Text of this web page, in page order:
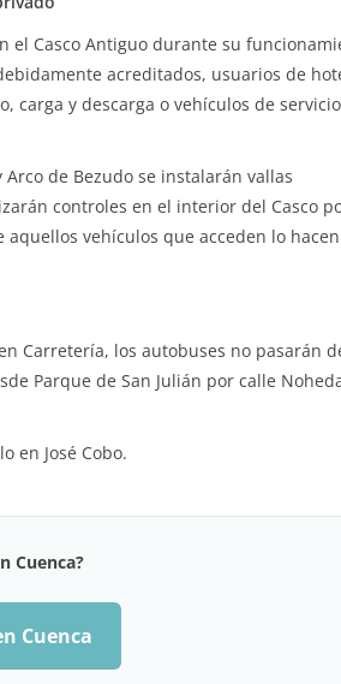
el Casco Antiguo durante su
acreditados, usuarios de
carga y descarga o vehículos de servicio
de Bezudo se instalarán vallas
controles en el interior del Casco
vehículos que acceden lo hacen
Carretería, los autobuses no pasarán
Parque de San Julián por calle
en José Cobo.
Cuenca?
Cuenca